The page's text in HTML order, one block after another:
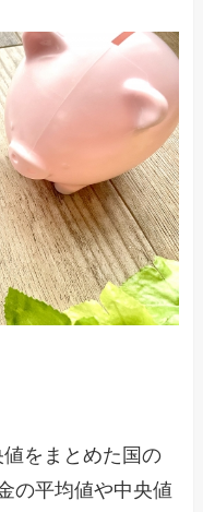
をまとめた国の
の平均値や中央値